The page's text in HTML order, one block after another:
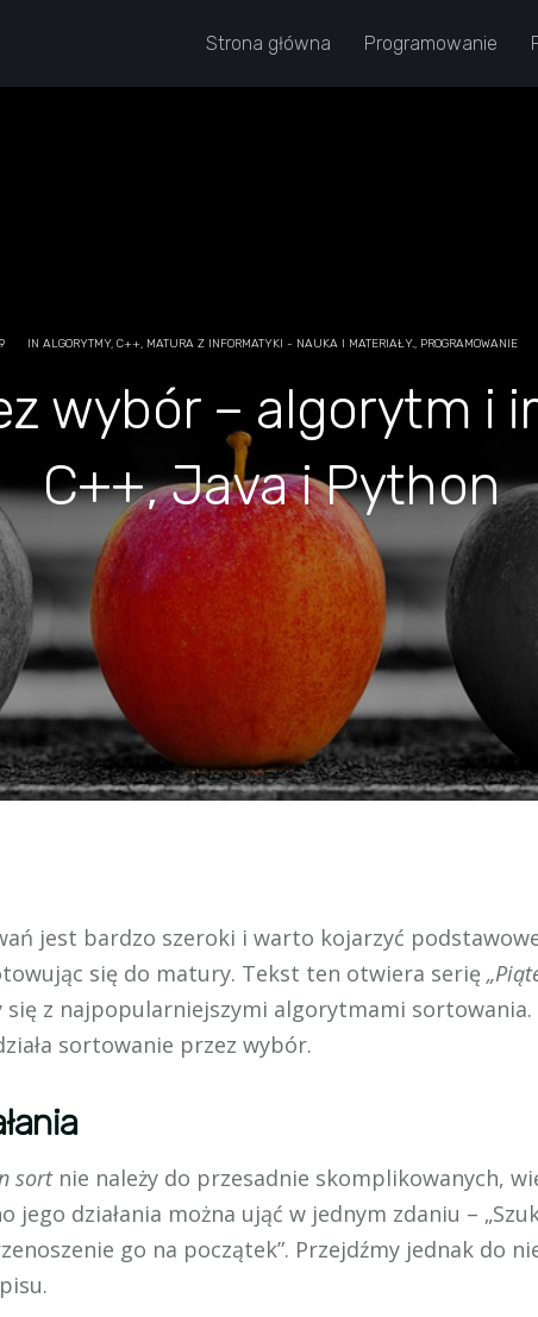
Strona główna Programowanie
IN ALGORYTMY, C++, MATURA Z INFORMATYKI - NAUKA I MATERIAŁY., PROGRAMOWANIE
wybór – algorytm i
C++, Java i Python
jest bardzo szeroki i warto kojarzyć
się do matury. Tekst ten otwiera serię
się z najpopularniejszymi algorytmami sortowania.
sortowanie przez wybór.
sortnie należy do przesadnie skomplikowanych,
jego działania można ująć w jednym zdaniu –
go na początek”. Przejdźmy jednak do